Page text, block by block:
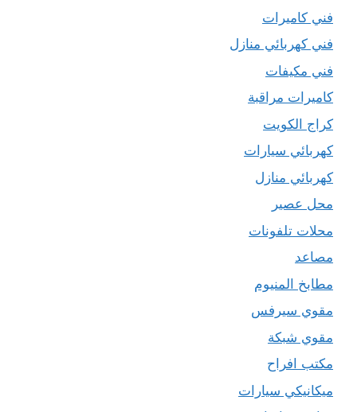
فني كاميرات
فني كهربائي منازل
فني مكيفات
كاميرات مراقبة
كراج الكويت
كهربائي سيارات
كهربائي منازل
محل عصير
محلات تلفونات
مصاعد
مطابخ المنيوم
مقوي سيرفس
مقوي شبكة
مكتب افراح
ميكانيكي سيارات